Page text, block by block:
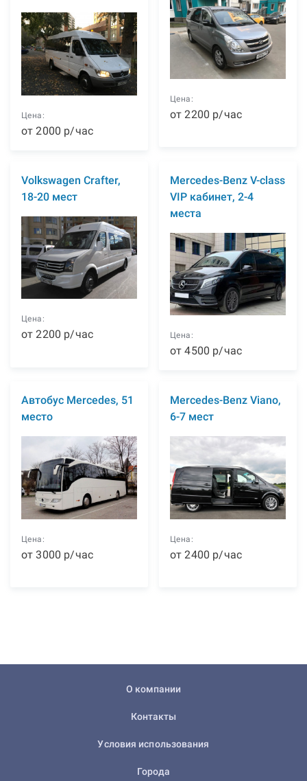
Цена:
от2000 р/час
Цена:
от2200 р/час
Volkswagen Crafter,
18-20 мест
Цена:
от2200 р/час
Mercedes-Benz V-class
VIP кабинет, 2-4
места
Цена:
от4500 р/час
Автобус Mercedes, 51
место
Цена:
от3000 р/час
Mercedes-Benz Viano,
6-7 мест
Цена:
от2400 р/час
О компании
Контакты
Условия использования
Города